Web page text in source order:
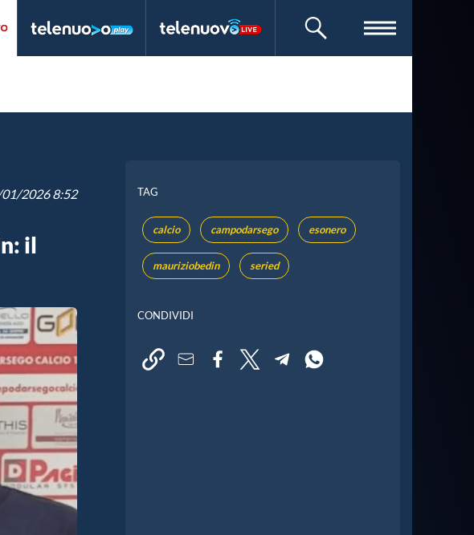
CERCA
2026 8:52
il
TAG
calcio campodarsego esonero
mauriziobedin seried
CONDIVIDI